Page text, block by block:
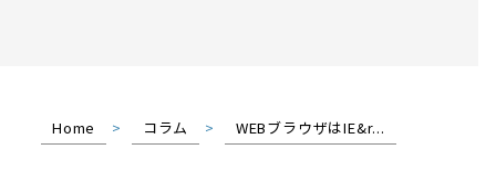
Home > コラム > WEBブラウザはIE&r...